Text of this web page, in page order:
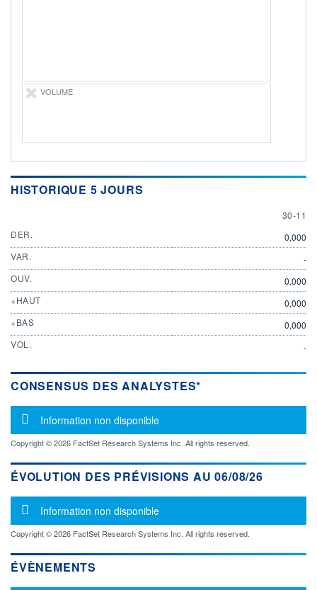
VOLUME
HISTORIQUE 5 JOURS
30
30-11
DER.
0,000
VAR.
-
OUV.
0,000
+HAUT
0,000
+BAS
0,000
VOL.
-
CONSENSUS DES ANALYSTES*
Message d'information
Information non disponible
Copyright © 2026 FactSet Research Systems Inc. All rights reserved.
ÉVOLUTION DES PRÉVISIONS AU 06/08/26
Message d'information
Information non disponible
Copyright © 2026 FactSet Research Systems Inc. All rights reserved.
ÉVÈNEMENTS